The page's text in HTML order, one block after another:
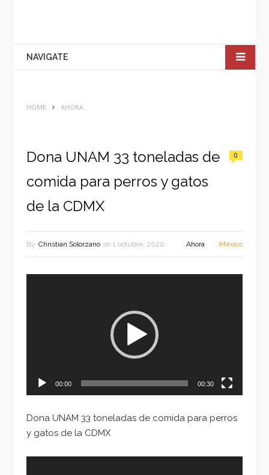
NAVIGATE
HOME AHORA
Dona UNAM 33 toneladas de
comida para perros y gatos
de la CDMX
0
By Christian Solorzano on 1 octubre, 2020 Ahora México
00:00 00:30
Dona UNAM 33 toneladas de comida para perros
y gatos de la CDMX